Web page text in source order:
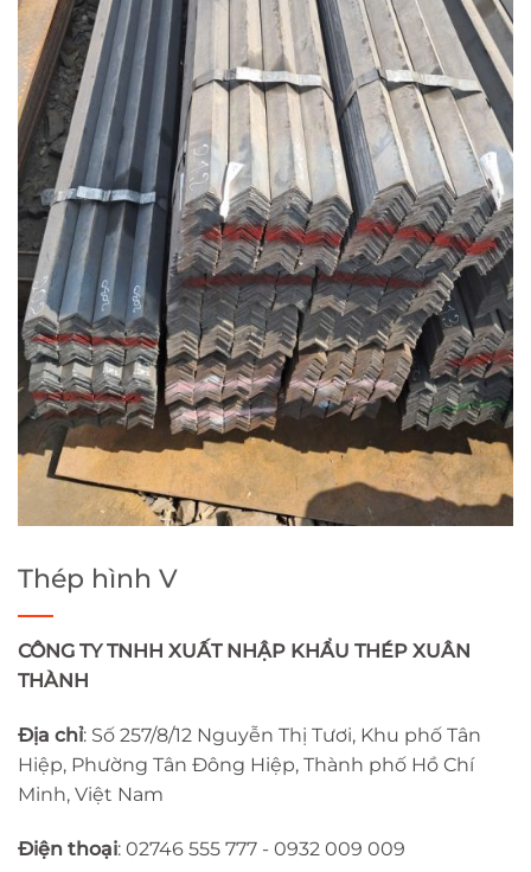
Thép hình V
CÔNG TY TNHH XUẤT NHẬP KHẨU THÉP XUÂN
THÀNH
Địa chỉ: Số 257/8/12 Nguyễn Thị Tươi, Khu phố Tân
Hiệp, Phường Tân Đông Hiệp, Thành phố Hồ Chí
Minh, Việt Nam
Điện thoại: 02746 555 777 - 0932 009 009